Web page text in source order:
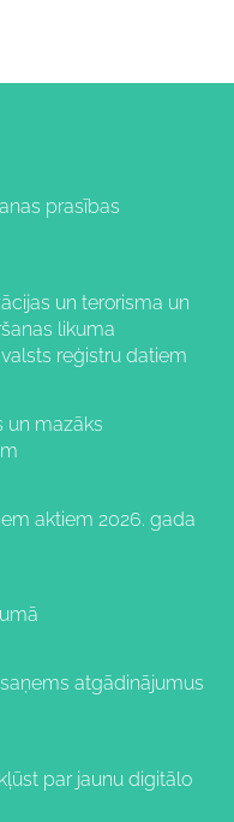
prasības
un terorisma un
likuma
reģistru datiem
un mazāks
aktiem 2026. gada
atgādinājumus
par jaunu digitālo